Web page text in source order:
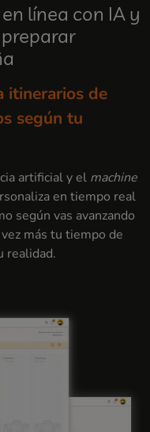
línea con IA y
itinerarios de
según tu
artificial y el machine
en tiempo real
según vas avanzando
más tu tiempo de
realidad.